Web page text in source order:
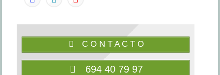
C O N T A C T O
694 40 79 97